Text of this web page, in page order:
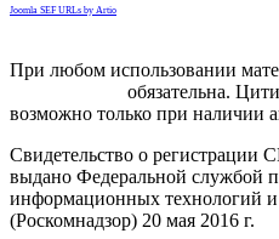
Joomla SEF URLs by Artio
При любом использовании
обязательна.
возможно только при наличии
Свидетельство о регистрации
выдано Федеральной службой
информационных технологий
(Роскомнадзор) 20 мая 2016 г.